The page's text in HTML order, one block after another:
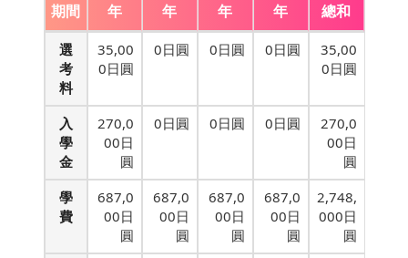
期間
年
年
年
年
總和
選
考
料
35,00
0日圓
0日圓 0日圓 0日圓
35,00
0日圓
入
學
金
270,0
00日
圓
0日圓 0日圓 0日圓
270,0
00日
圓
學
費
687,0
00日
圓
687,0
00日
圓
687,0
00日
圓
687,0
00日
圓
2,748,
000日
圓